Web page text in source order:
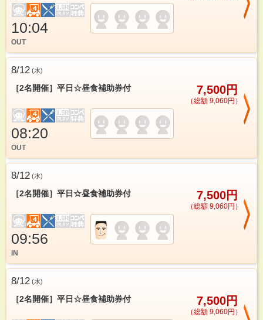
10:04
OUT
8/12 (水)
［2名開催］平日☆昼食補助券付 7,500円
（総額 9,060円）
08:20
OUT
8/12 (水)
［2名開催］平日☆昼食補助券付 7,500円
（総額 9,060円）
09:56
IN
8/12 (水)
［2名開催］平日☆昼食補助券付 7,500円
（総額 9,060円）